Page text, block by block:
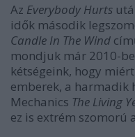
Az Everybody Hurts
idők második
Candle In The Wind
mondjuk már 2010-
kétségeink, hogy
emberek, a harmadik
Mechanics The Living
ez is extrém szomorú